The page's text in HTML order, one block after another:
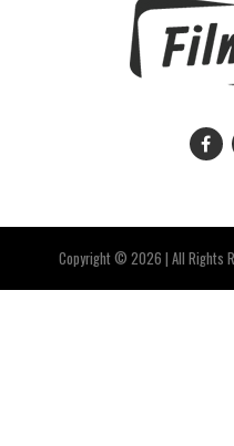
Copyright © 2026 | All Rights